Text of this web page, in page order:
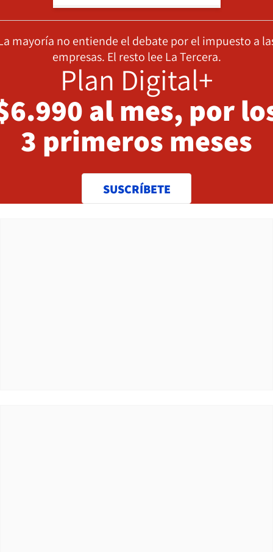
mayoría no entiende el debate por el impuesto a
empresas. El resto lee La Tercera.
Plan Digital+
al mes, por
3 primeros meses
SUSCRÍBETE